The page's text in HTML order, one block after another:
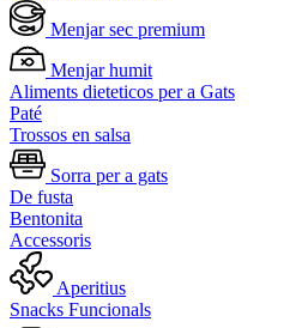
Menjar sec premium
Menjar humit
Aliments dieteticos per a Gats
Paté
Trossos en salsa
Sorra per a gats
De fusta
Bentonita
Accessoris
Aperitius
Snacks Funcionals